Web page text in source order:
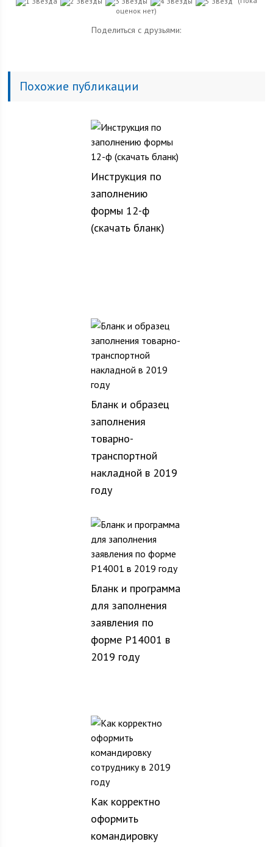
оценок нет)
Поделиться с друзьями:
Похожие публикации
Инструкция по
заполнению
формы 12-ф
(скачать бланк)
Бланк и образец
заполнения
товарно-
транспортной
накладной в 2019
году
Бланк и программа
для заполнения
заявления по
форме Р14001 в
2019 году
Как корректно
оформить
командировку